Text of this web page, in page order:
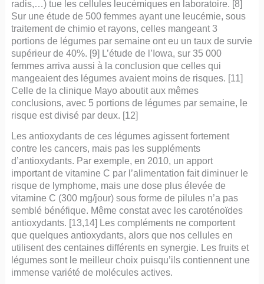
radis,…) tue les cellules leucémiques en laboratoire. [8]
Sur une étude de 500 femmes ayant une leucémie, sous
traitement de chimio et rayons, celles mangeant 3
portions de légumes par semaine ont eu un taux de survie
supérieur de 40%. [9] L’étude de l’Iowa, sur 35 000
femmes arriva aussi à la conclusion que celles qui
mangeaient des légumes avaient moins de risques. [11]
Celle de la clinique Mayo aboutit aux mêmes
conclusions, avec 5 portions de légumes par semaine, le
risque est divisé par deux. [12]
Les antioxydants de ces légumes agissent fortement
contre les cancers, mais pas les suppléments
d’antioxydants. Par exemple, en 2010, un apport
important de vitamine C par l’alimentation fait diminuer le
risque de lymphome, mais une dose plus élevée de
vitamine C (300 mg/jour) sous forme de pilules n’a pas
semblé bénéfique. Même constat avec les caroténoïdes
antioxydants. [13,14] Les compléments ne comportent
que quelques antioxydants, alors que nos cellules en
utilisent des centaines différents en synergie. Les fruits et
légumes sont le meilleur choix puisqu’ils contiennent une
immense variété de molécules actives.